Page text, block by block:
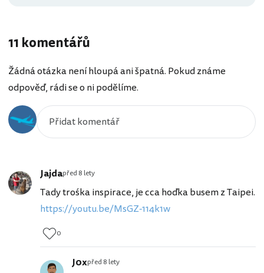
11 komentářů
Žádná otázka není hloupá ani špatná. Pokud známe
odpověď, rádi se o ni podělíme.
Jajdapřed 8 lety
Tady trośka inspirace, je cca hoďka busem z Taipei.
https://youtu.be/MsGZ-114k1w
0
J0xpřed 8 lety